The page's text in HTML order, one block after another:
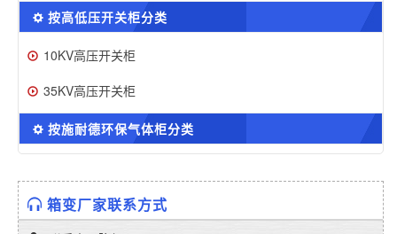
按高低压开关柜分类
10KV高压开关柜
35KV高压开关柜
按施耐德环保气体柜分类
箱变厂家联系方式